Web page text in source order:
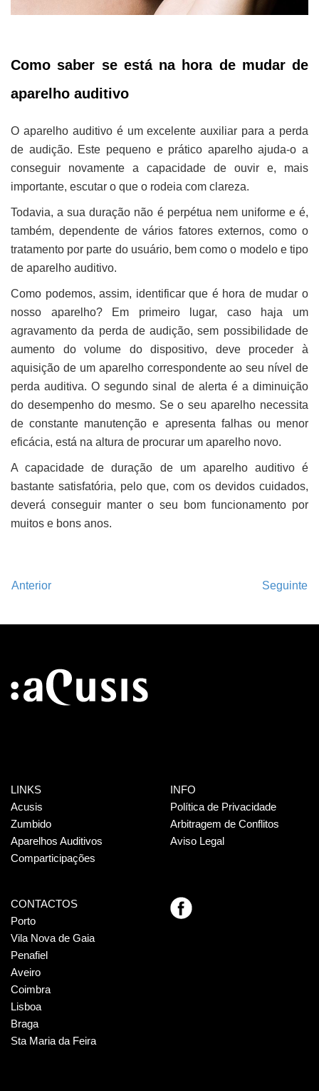
Como saber se está na hora de mudar de
aparelho auditivo
O aparelho auditivo é um excelente auxiliar para a perda
de audição. Este pequeno e prático aparelho ajuda-o a
conseguir novamente a capacidade de ouvir e, mais
importante, escutar o que o rodeia com clareza.
Todavia, a sua duração não é perpétua nem uniforme e é,
também, dependente de vários fatores externos, como o
tratamento por parte do usuário, bem como o modelo e tipo
de aparelho auditivo.
Como podemos, assim, identificar que é hora de mudar o
nosso aparelho? Em primeiro lugar, caso haja um
agravamento da perda de audição, sem possibilidade de
aumento do volume do dispositivo, deve proceder à
aquisição de um aparelho correspondente ao seu nível de
perda auditiva. O segundo sinal de alerta é a diminuição
do desempenho do mesmo. Se o seu aparelho necessita
de constante manutenção e apresenta falhas ou menor
eficácia, está na altura de procurar um aparelho novo.
A capacidade de duração de um aparelho auditivo é
bastante satisfatória, pelo que, com os devidos cuidados,
deverá conseguir manter o seu bom funcionamento por
muitos e bons anos.
Anterior Seguinte
LINKS
Acusis
Zumbido
Aparelhos Auditivos
Comparticipações
INFO
Política de Privacidade
Arbitragem de Conflitos
Aviso Legal
CONTACTOS
Porto
Vila Nova de Gaia
Penafiel
Aveiro
Coimbra
Lisboa
Braga
Sta Maria da Feira